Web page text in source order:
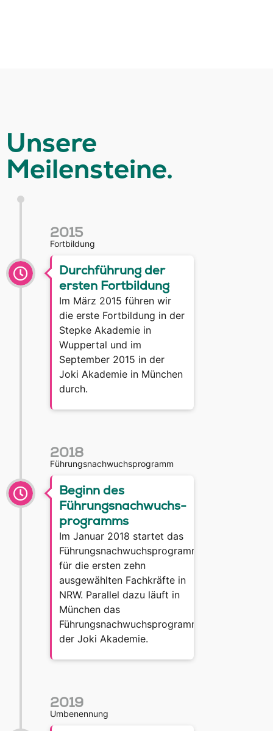
Unsere
Meilensteine.
2015
Fortbildung
Durchführung der
ersten Fortbildung
Im März 2015 führen wir
die erste Fortbildung in der
Stepke Akademie in
Wuppertal und im
September 2015 in der
Joki Akademie in München
durch.
2018
Führungsnachwuchsprogramm
Beginn des
Führungsnachwuchs-
programms
Im Januar 2018 startet das
Führungsnachwuchsprogramm
für die ersten zehn
ausgewählten Fachkräfte in
NRW. Parallel dazu läuft in
München das
Führungsnachwuchsprogramm
der Joki Akademie.
2019
Umbenennung